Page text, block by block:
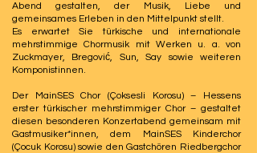
Abend gestalten, der Musik, Liebe und
gemeinsames Erleben in den Mittelpunkt stellt.
Es erwartet Sie türkische und internationale
mehrstimmige Chormusik mit Werken u. a. von
Zuckmayer, Bregović, Sun, Say sowie weiteren
Komponistinnen.
Der MainSES Chor (Çoksesli Korosu) – Hessens
erster türkischer mehrstimmiger Chor – gestaltet
diesen besonderen Konzertabend gemeinsam mit
Gastmusiker*innen, dem MainSES Kinderchor
(Çocuk Korosu) sowie den Gastchören Riedbergchor